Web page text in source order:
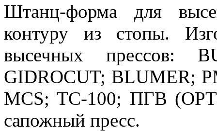
Штанц-форма для
контуру из стопы.
высечных прессов:
GIDROCUT; BLUMER;
MCS; TC-100; ПГВ
сапожный пресс.